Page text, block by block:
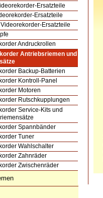
Ersatzteile
Ersatzteile
Ersatzteile
Andruckrollen
Antriebsriemen und
Backup-Batterien
Kontroll-Panel
Motoren
Rutschkupplungen
Service-Kits und
Spannbänder
Tuner
Wahlschalter
Zahnräder
Zwischenräder